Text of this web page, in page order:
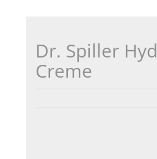
Dr. Spiller
Creme